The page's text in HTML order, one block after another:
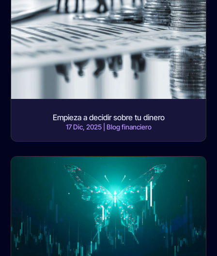
Empieza a decidir sobre tu dinero
17 Dic, 2025| Blog financiero